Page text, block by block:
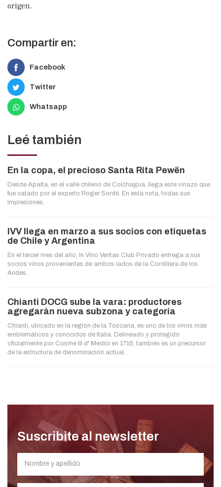
Compartir en:
Facebook
Twitter
Whatsapp
origen.
Leé también
En la copa, el precioso Santa Rita Pewën
Desde Apalta, en el valle chileno de Colchagua, llega este vinazo que
fue catado por el experto Roger Sordé. En esta nota, todas sus
impresiones.
IVV llega en marzo a sus socios con etiquetas
de Chile y Argentina
En el tercer mes del año, In Vino Veritas Club Privado entrega a sus
socios vinos provenientes de ambos lados de la Cordillera de los
Andes.
Chianti DOCG sube la vara: productores
agregarán nueva subzona y categoría
Chianti, ubicado en la región de la Toscana, es uno de los vinos más
emblemáticos y conocidos de Italia. Delineado y protegido
oficialmente por Cosme III d' Medici en 1716, también es un precursor
de la estructura de denominación actual.
Suscribite al newsletter